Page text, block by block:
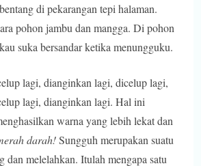
di pekarangan tepi halaman.
pohon jambu dan mangga. Di pohon
suka bersandar ketika menungguku.
lagi, dianginkan lagi, dicelup lagi,
lagi, dianginkan lagi. Hal ini
warna yang lebih lekat dan
darah!Sungguh merupakan suatu
dan melelahkan. Itulah mengapa satu